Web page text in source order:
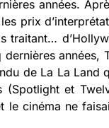
années.
prix
traitant…
années,
de La La Land
et
cinéma ne